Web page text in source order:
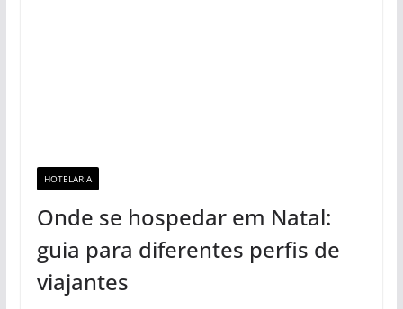
HOTELARIA
Onde se hospedar em Natal:
guia para diferentes perfis de
viajantes